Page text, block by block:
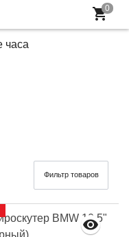
Фильтр товаров